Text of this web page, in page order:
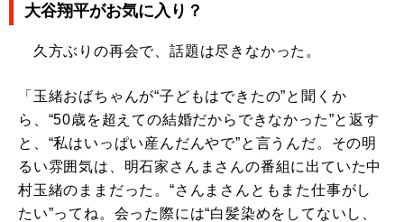
大谷翔平がお気に入り？
久方ぶりの再会で、話題は尽きなかった。
「玉緒おばちゃんが“子どもはできたの”と聞くか
ら、“50歳を超えての結婚だからできなかった”と返す
と、“私はいっぱい産んだんやで”と言うんだ。その明
るい雰囲気は、明石家さんまさんの番組に出ていた中
村玉緒のままだった。“さんまさんともまた仕事がし
たい”ってね。会った際には“白髪染めをしてないし、